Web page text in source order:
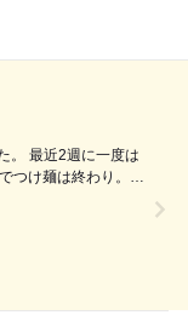
つけ麺は終わり。先
は食べたことあるけ